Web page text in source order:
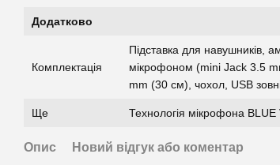
Додатково
Комплектація
Підставка для навушників,
мікрофоном (mini Jack 3.5
mm (30 см), чохол, USB
Ще Технологія мікрофона
Опис Новий відгук або коментар